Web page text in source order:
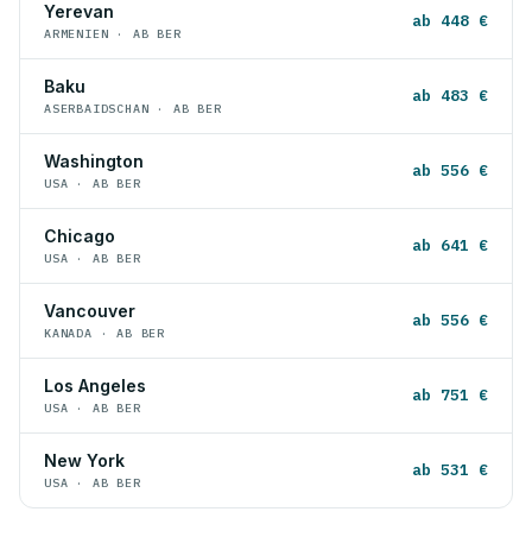
Yerevan
ARMENIEN · AB BER
ab 448 €
Baku
ASERBAIDSCHAN · AB BER
ab 483 €
Washington
USA · AB BER
ab 556 €
Chicago
USA · AB BER
ab 641 €
Vancouver
KANADA · AB BER
ab 556 €
Los Angeles
USA · AB BER
ab 751 €
New York
USA · AB BER
ab 531 €